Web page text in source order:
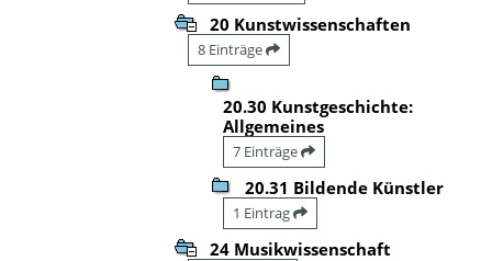
20 Kunstwissenschaften
8 Einträge
20.30 Kunstgeschichte:
Allgemeines
7 Einträge
20.31 Bildende Künstler
1 Eintrag
24 Musikwissenschaft